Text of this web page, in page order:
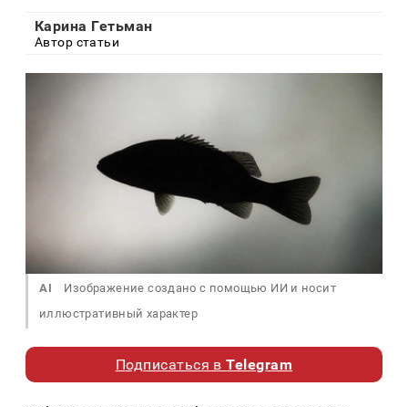
Карина Гетьман
Автор статьи
AI
Изображение создано с помощью ИИ и носит
иллюстративный характер
Подписаться вTelegram